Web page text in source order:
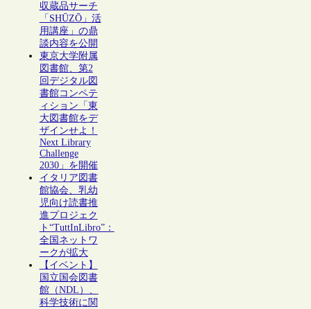
収蔵品サーチ
「SHŪZŌ」活
用講座」の鼎
談内容を公開
東京大学附属
図書館、第2
回デジタル図
書館コンペテ
ィション「東
大図書館をデ
ザインせよ！
Next Library
Challenge
2030」を開催
イタリア図書
館協会、乳幼
児向け読書推
進プロジェク
ト“TuttInLibro”：
全国ネットワ
ークが拡大
【イベント】
国立国会図書
館（NDL）、
科学技術に関